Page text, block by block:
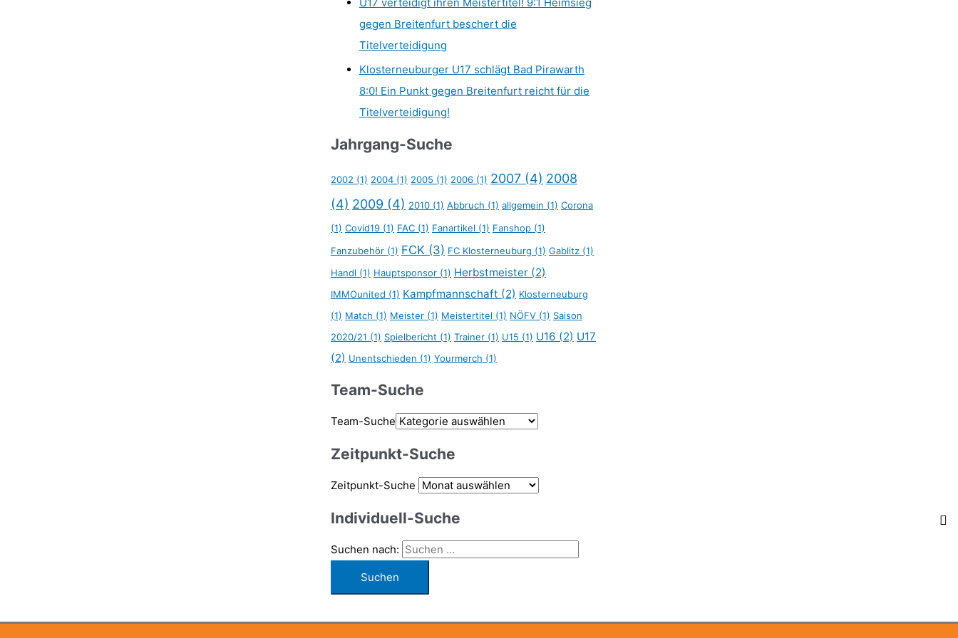
gegen Breitenfurt beschert die
Titelverteidigung
Klosterneuburger U17 schlägt Bad Pirawarth
8:0! Ein Punkt gegen Breitenfurt reicht für die
Titelverteidigung!
Jahrgang-Suche
2002 (1) 2004 (1) 2005 (1) 2006 (1) 2007 (4) 2008
(4) 2009 (4) 2010 (1) Abbruch (1) allgemein (1) Corona
(1) Covid19 (1) FAC (1) Fanartikel (1) Fanshop (1)
Fanzubehör (1) FCK (3) FC Klosterneuburg (1) Gablitz (1)
Handl (1) Hauptsponsor (1) Herbstmeister (2)
IMMOunited (1) Kampfmannschaft (2) Klosterneuburg
(1) Match (1) Meister (1) Meistertitel (1) NÖFV (1) Saison
2020/21 (1) Spielbericht (1) Trainer (1) U15 (1) U16 (2) U17
(2) Unentschieden (1) Yourmerch (1)
Team-Suche
Team-Suche
Zeitpunkt-Suche
Zeitpunkt-Suche
Individuell-Suche
Suchen nach: